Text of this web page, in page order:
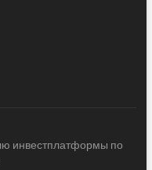
инвестплатформы по